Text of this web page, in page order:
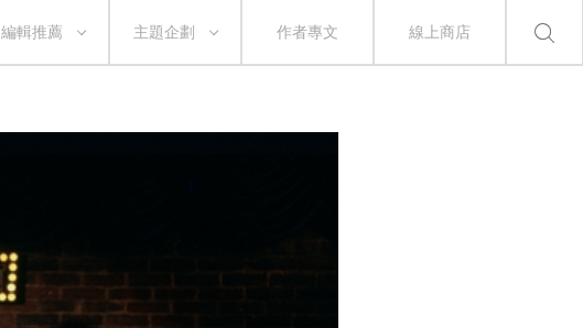
編輯推薦 主題企劃 作者專文 線上商店